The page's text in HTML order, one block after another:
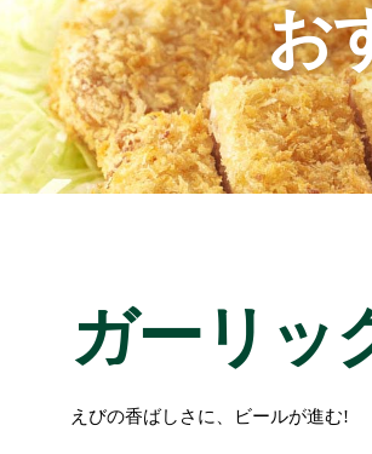
お
ガーリッ
えびの香ばしさに、ビールが進む!